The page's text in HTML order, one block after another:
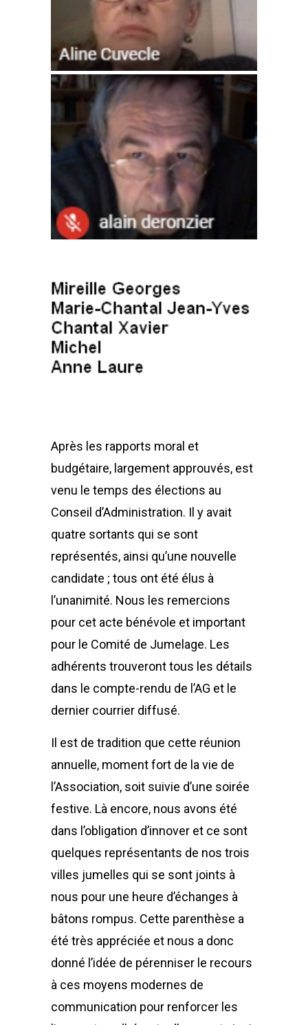
Après les rapports moral et
budgétaire, largement approuvés, est
venu le temps des élections au
Conseil d’Administration. Il y avait
quatre sortants qui se sont
représentés, ainsi qu’une nouvelle
candidate ; tous ont été élus à
l’unanimité. Nous les remercions
pour cet acte bénévole et important
pour le Comité de Jumelage. Les
adhérents trouveront tous les détails
dans le compte-rendu de l’AG et le
dernier courrier diffusé.
Il est de tradition que cette réunion
annuelle, moment fort de la vie de
l’Association, soit suivie d’une soirée
festive. Là encore, nous avons été
dans l’obligation d’innover et ce sont
quelques représentants de nos trois
villes jumelles qui se sont joints à
nous pour une heure d’échanges à
bâtons rompus. Cette parenthèse a
été très appréciée et nous a donc
donné l’idée de pérenniser le recours
à ces moyens modernes de
communication pour renforcer les